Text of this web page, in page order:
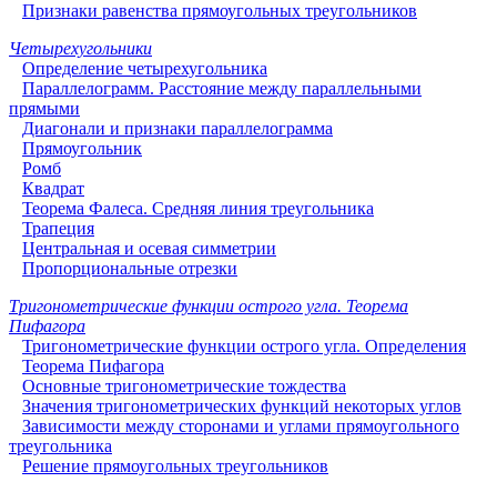
Признаки равенства прямоугольных треугольников
Четырехугольники
Определение четырехугольника
Параллелограмм. Расстояние между параллельными
прямыми
Диагонали и признаки параллелограмма
Прямоугольник
Ромб
Квадрат
Теорема Фалеса. Средняя линия треугольника
Трапеция
Центральная и осевая симметрии
Пропорциональные отрезки
Тригонометрические функции острого угла. Теорема
Пифагора
Тригонометрические функции острого угла. Определения
Теорема Пифагора
Основные тригонометрические тождества
Значения тригонометрических функций некоторых углов
Зависимости между сторонами и углами прямоугольного
треугольника
Решение прямоугольных треугольников